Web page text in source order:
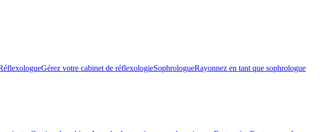
Gérez votre cabinet de réflexologieSophrologueRayonnez en tant que sophrologue